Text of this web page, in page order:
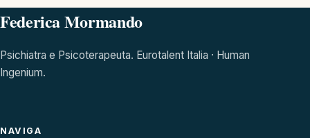
Federica Mormando
Psichiatra e Psicoterapeuta. Eurotalent Italia · Human
Ingenium.
NAVIGA